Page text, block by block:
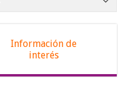
Información de
interés